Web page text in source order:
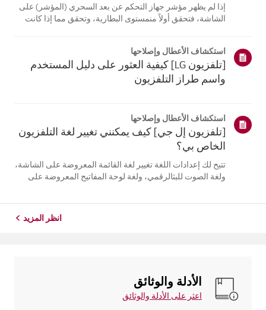
إذا لم يظهر مؤشر جهاز التحكم عن بعد السحري (المؤشر) على
الشاشة، فتحقق أولاً منمستوى البطارية، وتحقق مما إذا كانت
التلفزيون. أعد تسج...
استكشاف الأعطال وإصلاحها
[تلفزيون LG] كيفية العثور على دليل المستخدم
واسم طراز التلفزيون
استكشاف الأعطال وإصلاحها
[تلفزيون إل جي] كيف يمكنني تغيير لغة التلفزيون
الخاص بي؟
تتيح لك إعدادات اللغة تغيير لغة القائمة المعروضة على الشاشة،
ولغة الصوت للبثالرقمي، ولغة لوحة المفاتيح المعروضة على
انظر المزيد
الأدلة والوثائق
اعثر على الأدلة والوثائق